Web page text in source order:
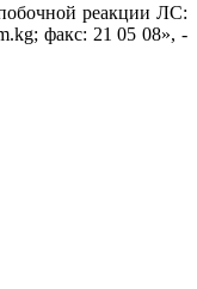
реакции ЛС:
факс: 21 05 08», -